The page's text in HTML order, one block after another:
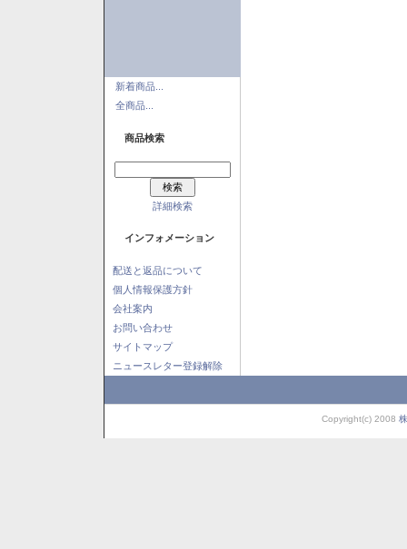
新着商品...
全商品...
商品検索
詳細検索
インフォメーション
配送と返品について
個人情報保護方針
会社案内
お問い合わせ
サイトマップ
ニュースレター登録解除
Copyright(c) 2008